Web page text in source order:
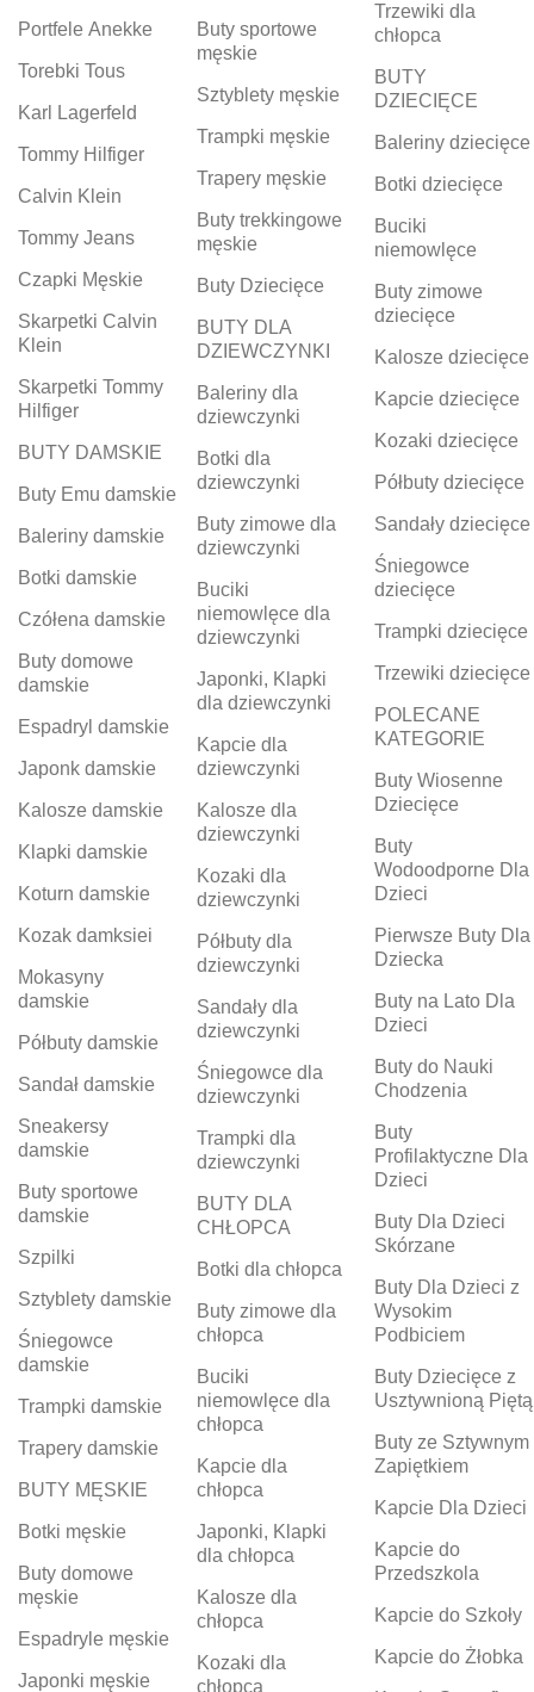
Portfele Anekke
Torebki Tous
Karl Lagerfeld
Tommy Hilfiger
Calvin Klein
Tommy Jeans
Czapki Męskie
Skarpetki Calvin
Klein
Skarpetki Tommy
Hilfiger
BUTY DAMSKIE
Buty Emu damskie
Baleriny damskie
Botki damskie
Czółena damskie
Buty domowe
damskie
Espadryl damskie
Japonk damskie
Kalosze damskie
Klapki damskie
Koturn damskie
Kozak damksiei
Mokasyny
damskie
Półbuty damskie
Sandał damskie
Sneakersy
damskie
Buty sportowe
damskie
Szpilki
Sztyblety damskie
Śniegowce
damskie
Trampki damskie
Trapery damskie
BUTY MĘSKIE
Botki męskie
Buty domowe
męskie
Espadryle męskie
Japonki męskie
Buty sportowe
męskie
Sztyblety męskie
Trampki męskie
Trapery męskie
Buty trekkingowe
męskie
Buty Dziecięce
BUTY DLA
DZIEWCZYNKI
Baleriny dla
dziewczynki
Botki dla
dziewczynki
Buty zimowe dla
dziewczynki
Buciki
niemowlęce dla
dziewczynki
Japonki, Klapki
dla dziewczynki
Kapcie dla
dziewczynki
Kalosze dla
dziewczynki
Kozaki dla
dziewczynki
Półbuty dla
dziewczynki
Sandały dla
dziewczynki
Śniegowce dla
dziewczynki
Trampki dla
dziewczynki
BUTY DLA
CHŁOPCA
Botki dla chłopca
Buty zimowe dla
chłopca
Buciki
niemowlęce dla
chłopca
Kapcie dla
chłopca
Japonki, Klapki
dla chłopca
Kalosze dla
chłopca
Kozaki dla
chłopca
Trzewiki dla
chłopca
BUTY
DZIECIĘCE
Baleriny dziecięce
Botki dziecięce
Buciki
niemowlęce
Buty zimowe
dziecięce
Kalosze dziecięce
Kapcie dziecięce
Kozaki dziecięce
Półbuty dziecięce
Sandały dziecięce
Śniegowce
dziecięce
Trampki dziecięce
Trzewiki dziecięce
POLECANE
KATEGORIE
Buty Wiosenne
Dziecięce
Buty
Wodoodporne Dla
Dzieci
Pierwsze Buty Dla
Dziecka
Buty na Lato Dla
Dzieci
Buty do Nauki
Chodzenia
Buty
Profilaktyczne Dla
Dzieci
Buty Dla Dzieci
Skórzane
Buty Dla Dzieci z
Wysokim
Podbiciem
Buty Dziecięce z
Usztywnioną Piętą
Buty ze Sztywnym
Zapiętkiem
Kapcie Dla Dzieci
Kapcie do
Przedszkola
Kapcie do Szkoły
Kapcie do Żłobka